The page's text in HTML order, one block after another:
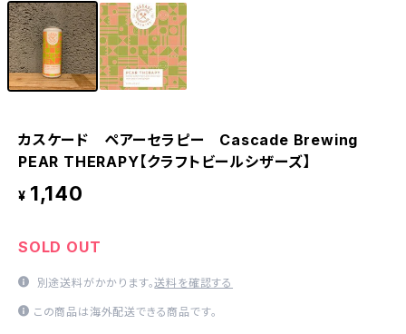
カスケード ペアーセラピー Cascade Brewing
PEAR THERAPY【クラフトビールシザーズ】
¥ 1,140
SOLD OUT
別途送料がかかります。送料を確認する
この商品は海外配送できる商品です。